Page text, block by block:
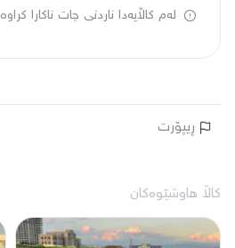
لەم کاڵایەدا ناردنی چات ناکارا کراوە
ڕیپۆرت
کاڵا هاوشێوەکان